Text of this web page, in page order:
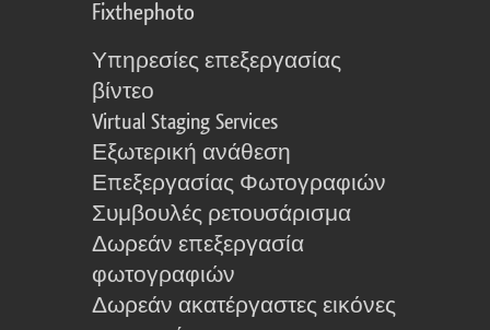
Fixthephoto
Υπηρεσίες επεξεργασίας
βίντεο
Virtual Staging Services
Εξωτερική ανάθεση
Επεξεργασίας Φωτογραφιών
Συμβουλές ρετουσάρισμα
Δωρεάν επεξεργασία
φωτογραφιών
Δωρεάν ακατέργαστες εικόνες